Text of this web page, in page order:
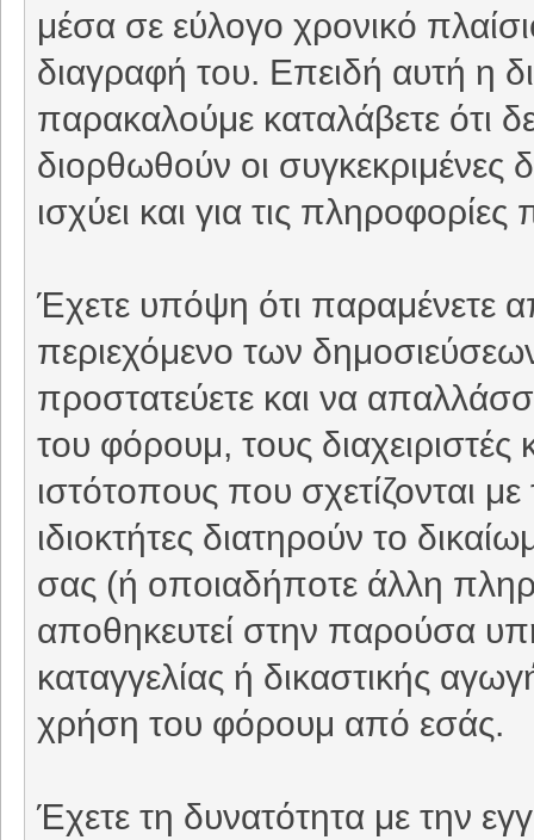
μέσα σε εύλογο χρονικό
διαγραφή του. Επειδή αυτή η
παρακαλούμε καταλάβετε ότι
διορθωθούν οι συγκεκριμένες
ισχύει και για τις
Έχετε υπόψη ότι παραμένετε
περιεχόμενο των
προστατεύετε και να
του φόρουμ, τους διαχειριστές
ιστότοπους που σχετίζονται
ιδιοκτήτες διατηρούν το
σας (ή οποιαδήποτε άλλη
αποθηκευτεί στην παρούσα
καταγγελίας ή δικαστικής
χρήση του φόρουμ από εσάς.
Έχετε τη δυνατότητα με την